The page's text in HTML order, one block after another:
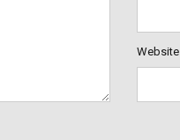
Website